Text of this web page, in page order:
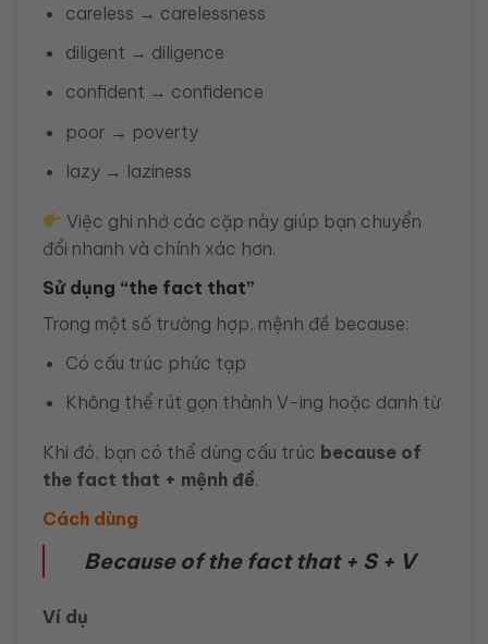
careless → carelessness
diligent → diligence
confident → confidence
poor → poverty
lazy → laziness
Việc ghi nhớ các cặp này giúp bạn chuyển
đổi nhanh và chính xác hơn.
Sử dụng “the fact that”
Trong một số trường hợp, mệnh đề because:
Có cấu trúc phức tạp
Không thể rút gọn thành V-ing hoặc danh từ
Khi đó, bạn có thể dùng cấu trúc because of
the fact that + mệnh đề.
Cách dùng
Because of the fact that + S + V
Ví dụ